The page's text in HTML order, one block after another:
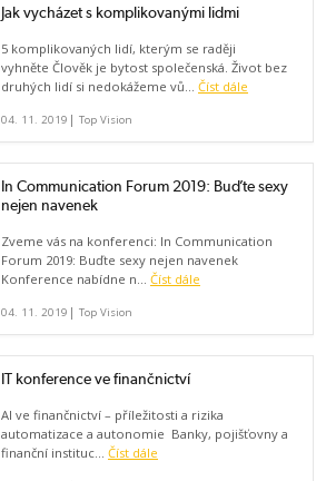
Jak vycházet s komplikovanými lidmi
5 komplikovaných lidí, kterým se raději
vyhněte Člověk je bytost společenská. Život bez
druhých lidí si nedokážeme vů... Číst dále
04. 11. 2019 | Top Vision
In Communication Forum 2019: Buďte sexy
nejen navenek
Zveme vás na konferenci: In Communication
Forum 2019: Buďte sexy nejen navenek
Konference nabídne n... Číst dále
04. 11. 2019 | Top Vision
IT konference ve finančnictví
AI ve finančnictví – příležitosti a rizika
automatizace a autonomie Banky, pojišťovny a
finanční instituc... Číst dále